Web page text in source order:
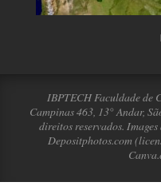
IBPTECH Faculdade de
Campinas 463, 13° Andar,
direitos reservados.
Depositphotos.com